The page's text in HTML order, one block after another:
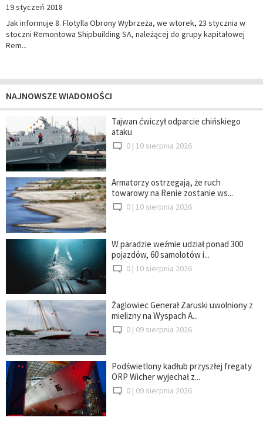
19 styczeń 2018
Jak informuje 8. Flotylla Obrony Wybrzeża, we wtorek, 23 stycznia w
stoczni Remontowa Shipbuilding SA, należącej do grupy kapitałowej
Rem...
NAJNOWSZE WIADOMOŚCI
Tajwan ćwiczył odparcie chińskiego
ataku
0 | 10 sierpnia 2026
Armatorzy ostrzegają, że ruch
towarowy na Renie zostanie ws...
0 | 10 sierpnia 2026
W paradzie weźmie udział ponad 300
pojazdów, 60 samolotów i...
0 | 10 sierpnia 2026
Żaglowiec Generał Zaruski uwolniony z
mielizny na Wyspach A...
0 | 09 sierpnia 2026
Podświetlony kadłub przyszłej fregaty
ORP Wicher wyjechał z...
0 | 09 sierpnia 2026